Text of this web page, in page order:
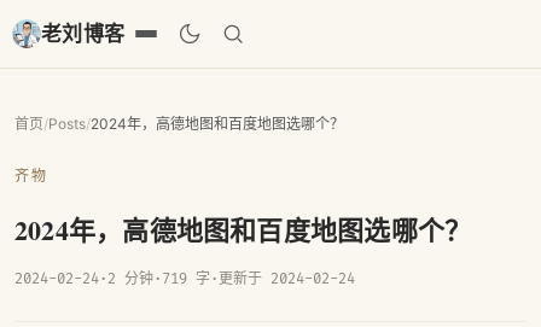
老刘博客
首页/Posts/2024年，高德地图和百度地图选哪个？
齐物
2024年，高德地图和百度地图选哪个？
2024-02-24· 2 分钟· 719 字 · 更新于 2024-02-24